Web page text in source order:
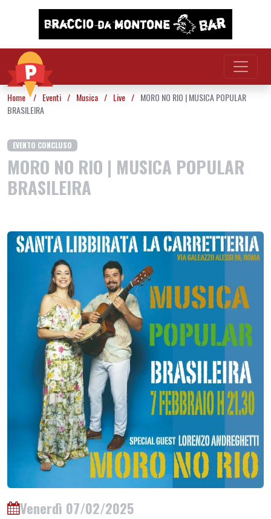
Vai al contenuto
Home / Eventi / Musica / Live / MORO NO RIO | MUSICA POPULAR
BRASILEIRA
EVENTO CONCLUSO
MORO NO RIO | MUSICA POPULAR
BRASILEIRA
Venerdì 07/02/2025